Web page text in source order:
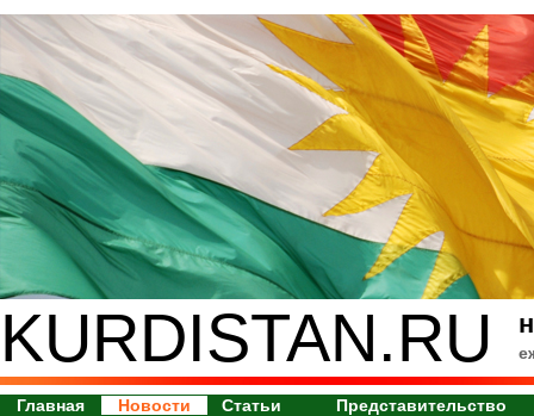
KURDISTAN.RU
Главная Новости Статьи Представительство